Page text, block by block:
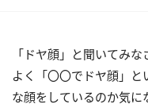
「ドヤ顔」と聞いてみ
よく「〇〇でドヤ顔」
な顔をしているのか気に